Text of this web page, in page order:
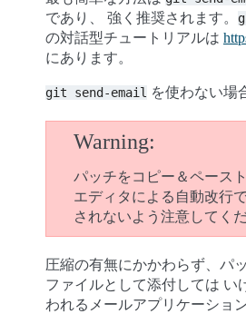
であり、 強く推奨されます。
の対話型チュートリアルは
にあります。
git send-email を使わない場
Warning
パッチをコピー＆ペース
エディタによる自動改行
されないよう注意してくだ
圧縮の有無にかかわらず、パ
ファイルとして添付しては い
われるメールアプリケーショ